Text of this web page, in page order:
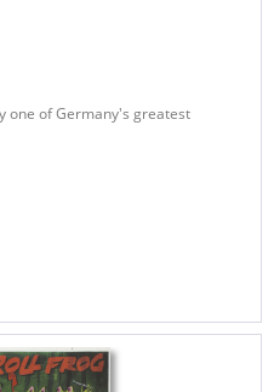
one of Germany's greatest